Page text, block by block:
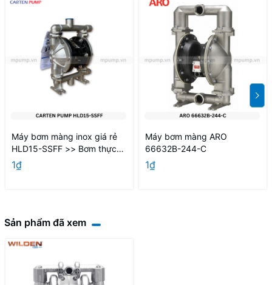
Máy bơm màng inox giá rẻ
HLD15-SSFF >> Bơm thực
phẩm
1₫
Máy bơm màng ARO
66632B-244-C
1₫
Sản phẩm đã xem